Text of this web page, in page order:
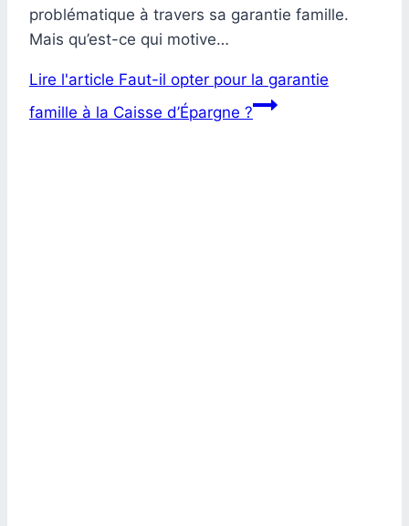
problématique à travers sa garantie famille.
Mais qu’est-ce qui motive…
Lire l'article Faut-il opter pour la garantie
famille à la Caisse d’Épargne ?